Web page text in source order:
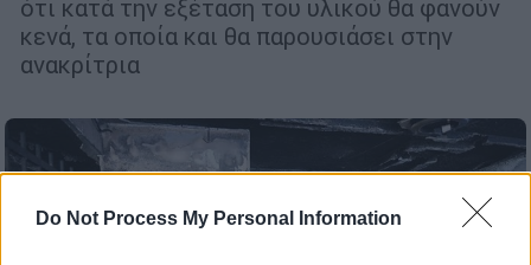
Do Not Process My Personal Information
ότι κατά την εξέταση του υλικού θα φανούν
κενά, τα οποία και θα παρουσιάσει στην
ανακρίτρια